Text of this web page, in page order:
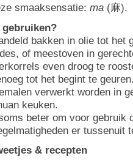
smaaksensatie: ma (麻).
gebruiken?
bakken in olie tot het
of meestoven in
even droog te
tot het begint te
verwerkt worden in
keuken.
beter om voor gebruik
er tussenuit
& recepten